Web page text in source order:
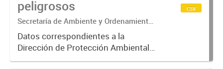
peligrosos
Secretaría de Ambiente y Ordenamiento
Territorial. Dirección de Protección
Ambiental. Área de Residuos
Peligrosos.
Datos correspondientes a la
Dirección de Protección Ambiental
sobre los generadores de residuos
csv